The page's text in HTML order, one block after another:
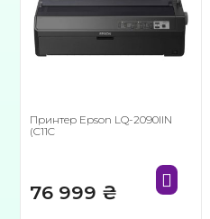
Принтер Epson LQ-2090IIN
(C11C
76 999 ₴